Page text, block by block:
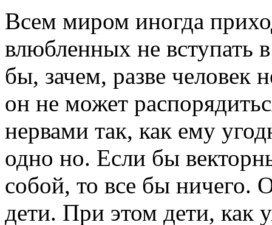
Всем миром иногда
влюбленных не вступать
бы, зачем, разве человек
он не может
нервами так, как ему
одно но. Если бы
собой, то все бы ничего.
дети. При этом дети, как